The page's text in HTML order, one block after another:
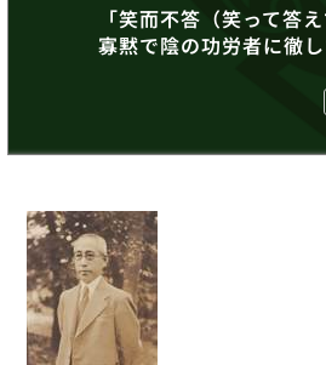
「笑而不答（笑って答
寡黙で陰の功労者に徹